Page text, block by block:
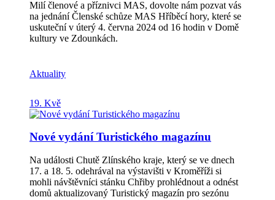
v KD Zdounky, Tyršova 374. Více informací v
pozvánce a na stránkách MAS:
http://www.hribecihory.cz/vyzvy/aktualni-vyzvy/prv/
Místo realizace musí být na území Místní akční skupiny
Milí členové a příznivci MAS, dovolte nám pozvat vás
na jednání Členské schůze MAS Hříběcí hory, které se
uskuteční v úterý 4. června 2024 od 16 hodin v Domě
kultury ve Zdounkách.
Aktuality
19. Kvě
Nové vydání Turistického magazínu
Na události Chutě Zlínského kraje, který se ve dnech
17. a 18. 5. odehrával na výstavišti v Kroměříži si
mohli návštěvníci stánku Chřiby prohlédnout a odnést
domů aktualizovaný Turistický magazín pro sezónu